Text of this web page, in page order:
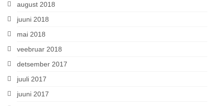
august 2018
juuni 2018
mai 2018
veebruar 2018
detsember 2017
juuli 2017
juuni 2017